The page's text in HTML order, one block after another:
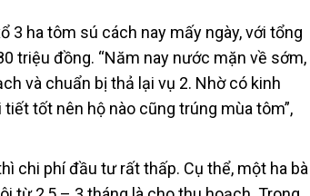
3 ha tôm sú cách nay mấy ngày, với tổng
triệu đồng. “Năm nay nước mặn về sớm,
và chuẩn bị thả lại vụ 2. Nhờ có kinh
tốt nên hộ nào cũng trúng mùa tôm”,
chi phí đầu tư rất thấp. Cụ thể, một ha bà